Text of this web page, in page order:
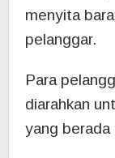
menyita
pelanggar.
Para
diarahkan
yang berada